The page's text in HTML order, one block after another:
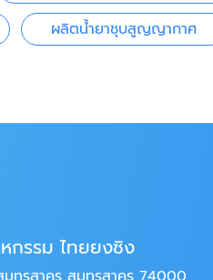
ผลิตน้ำยาชุบสูญญากาศ
กรรม ไทยยงซิง